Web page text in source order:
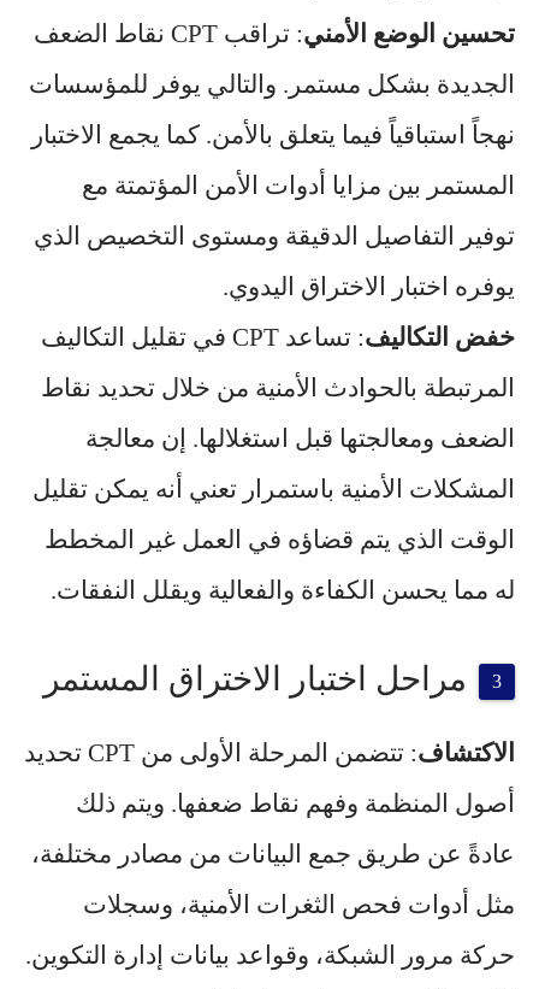
تحسين الوضع الأمني
: تراقب CPT نقاط الضعف
الجديدة بشكل مستمر. والتالي يوفر للمؤسسات
نهجاً استباقياً فيما يتعلق بالأمن. كما يجمع الاختبار
المستمر بين مزايا أدوات الأمن المؤتمتة مع
توفير التفاصيل الدقيقة ومستوى التخصيص الذي
يوفره اختبار الاختراق اليدوي.
خفض التكاليف
: تساعد CPT في تقليل التكاليف
المرتبطة بالحوادث الأمنية من خلال تحديد نقاط
الضعف ومعالجتها قبل استغلالها. إن معالجة
المشكلات الأمنية باستمرار تعني أنه يمكن تقليل
الوقت الذي يتم قضاؤه في العمل غير المخطط
له مما يحسن الكفاءة والفعالية ويقلل النفقات.
مراحل اختبار الاختراق المستمر
الاكتشاف
: تتضمن المرحلة الأولى من CPT تحديد
أصول المنظمة وفهم نقاط ضعفها. ويتم ذلك
عادةً عن طريق جمع البيانات من مصادر مختلفة،
مثل أدوات فحص الثغرات الأمنية، وسجلات
حركة مرور الشبكة، وقواعد بيانات إدارة التكوين.